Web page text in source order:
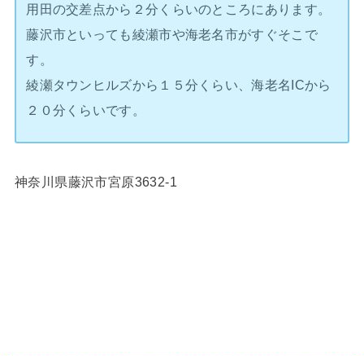
用田の交差点から２分くらいのところにあります。
藤沢市といっても綾瀬市や海老名市がすぐそこで
す。
綾瀬タウンヒルズから１５分くらい、海老名ICから
２０分くらいです。
神奈川県藤沢市宮原3632-1